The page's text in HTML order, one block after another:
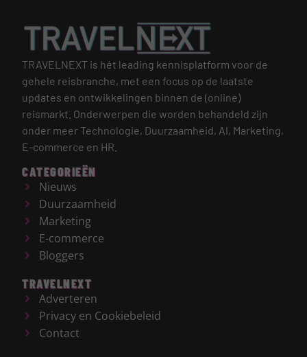
TRAVELNEXT is hét leading kennisplatform voor de
gehele reisbranche, met een focus op de laatste
updates en ontwikkelingen binnen de (online)
reismarkt. Onderwerpen die worden behandeld zijn
onder meer Technologie, Duurzaamheid, AI, Marketing,
E-commerce en HR.
CATEGORIEËN
Nieuws
Duurzaamheid
Marketing
E-commerce
Bloggers
TRAVELNEXT
Adverteren
Privacy en Cookiebeleid
Contact